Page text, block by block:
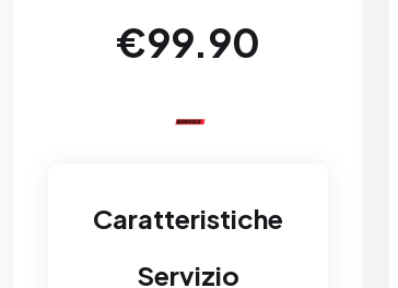
€99.90
Caratteristiche
Servizio